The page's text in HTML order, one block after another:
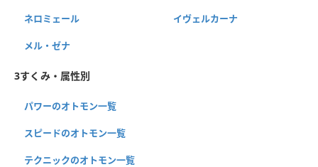
ネロミェール イヴェルカーナ
メル・ゼナ
3すくみ・属性別
パワーのオトモン一覧
スピードのオトモン一覧
テクニックのオトモン一覧